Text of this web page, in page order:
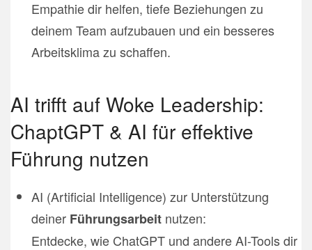
Empathie dir helfen, tiefe Beziehungen zu
deinem Team aufzubauen und ein besseres
Arbeitsklima zu schaffen.
AI trifft auf Woke Leadership:
ChaptGPT & AI für effektive
Führung nutzen
AI (Artificial Intelligence) zur Unterstützung
deiner Führungsarbeit nutzen:
Entdecke, wie ChatGPT und andere AI-Tools dir